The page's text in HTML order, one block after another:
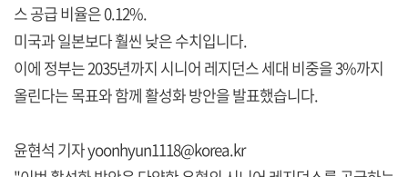
스 공급 비율은 0.12%.
미국과 일본보다 훨씬 낮은 수치입니다.
이에 정부는 2035년까지 시니어 레지던스 세대 비중을 3%까지
올린다는 목표와 함께 활성화 방안을 발표했습니다.
윤현석 기자 yoonhyun1118@korea.kr